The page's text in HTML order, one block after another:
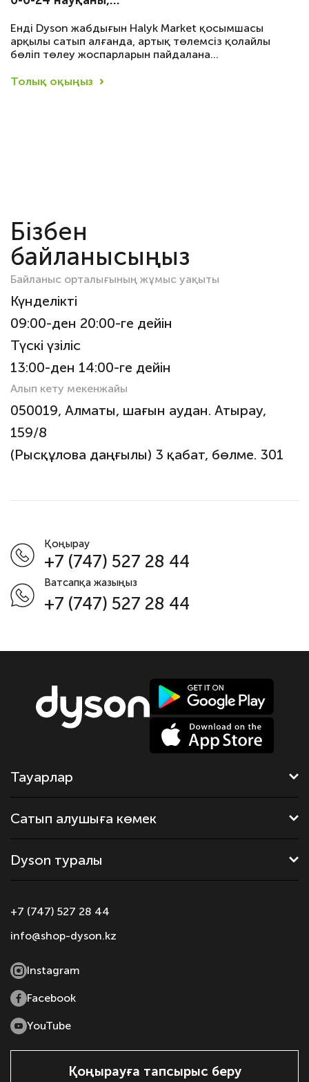
Енді Dyson жабдығын Halyk Market қосымшасы
арқылы сатып алғанда, артық төлемсіз қолайлы
бөліп төлеу жоспарларын пайдалана…
Толық оқыңыз
Бізбен
байланысыңыз
Байланыс орталығының жұмыс уақыты
Күнделікті
09:00-ден 20:00-ге дейін
Түскі үзіліс
13:00-ден 14:00-ге дейін
Алып кету мекенжайы
050019, Алматы, шағын аудан. Атырау,
159/8
(Рысқұлова даңғылы) 3 қабат, бөлме. 301
Қоңырау
+7 (747) 527 28 44
Ватсапқа жазыңыз
+7 (747) 527 28 44
Тауарлар
Сатып алушыға көмек
Dyson туралы
+7 (747) 527 28 44
info@shop-dyson.kz
Instagram
Facebook
YouTube
Қоңырауға тапсырыс беру